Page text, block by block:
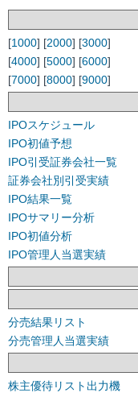
[1000] [2000] [3000]
[4000] [5000] [6000]
[7000] [8000] [9000]
IPOスケジュール
IPO初値予想
IPO引受証券会社一覧
証券会社別引受実績
IPO結果一覧
IPOサマリー分析
IPO初値分析
IPO管理人当選実績
分売結果リスト
分売管理人当選実績
株主優待リスト出力機